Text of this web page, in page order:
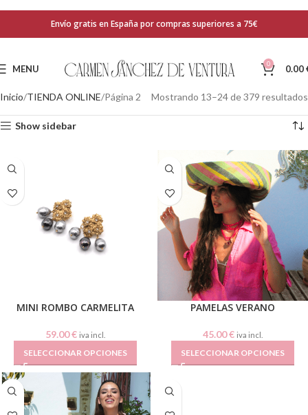
Envío gratis en España por compras superiores a 75€
MENU 0 0.00
Inicio TIENDA ONLINE Página 2 Mostrando 13–24 de 379 resultados
Show sidebar
MINI ROMBO CARMELITA
59.00€ iva incl.
SELECCIONAR OPCIONES
PAMELAS VERANO
45.00€ iva incl.
SELECCIONAR OPCIONES